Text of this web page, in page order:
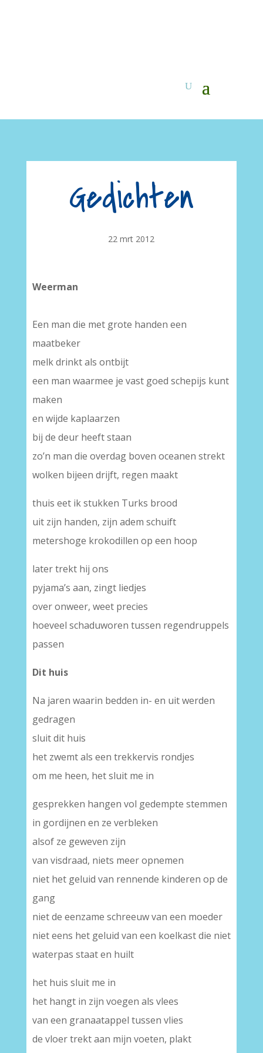
Gedichten
22 mrt 2012
Weerman
Een man die met grote handen een
maatbeker
melk drinkt als ontbijt
een man waarmee je vast goed schepijs kunt
maken
en wijde kaplaarzen
bij de deur heeft staan
zo’n man die overdag boven oceanen strekt
wolken bijeen drijft, regen maakt
thuis eet ik stukken Turks brood
uit zijn handen, zijn adem schuift
metershoge krokodillen op een hoop
later trekt hij ons
pyjama’s aan, zingt liedjes
over onweer, weet precies
hoeveel schaduworen tussen regendruppels
passen
Dit huis
Na jaren waarin bedden in- en uit werden
gedragen
sluit dit huis
het zwemt als een trekkervis rondjes
om me heen, het sluit me in
gesprekken hangen vol gedempte stemmen
in gordijnen en ze verbleken
alsof ze geweven zijn
van visdraad, niets meer opnemen
niet het geluid van rennende kinderen op de
gang
niet de eenzame schreeuw van een moeder
niet eens het geluid van een koelkast die niet
waterpas staat en huilt
het huis sluit me in
het hangt in zijn voegen als vlees
van een granaatappel tussen vlies
de vloer trekt aan mijn voeten, plakt